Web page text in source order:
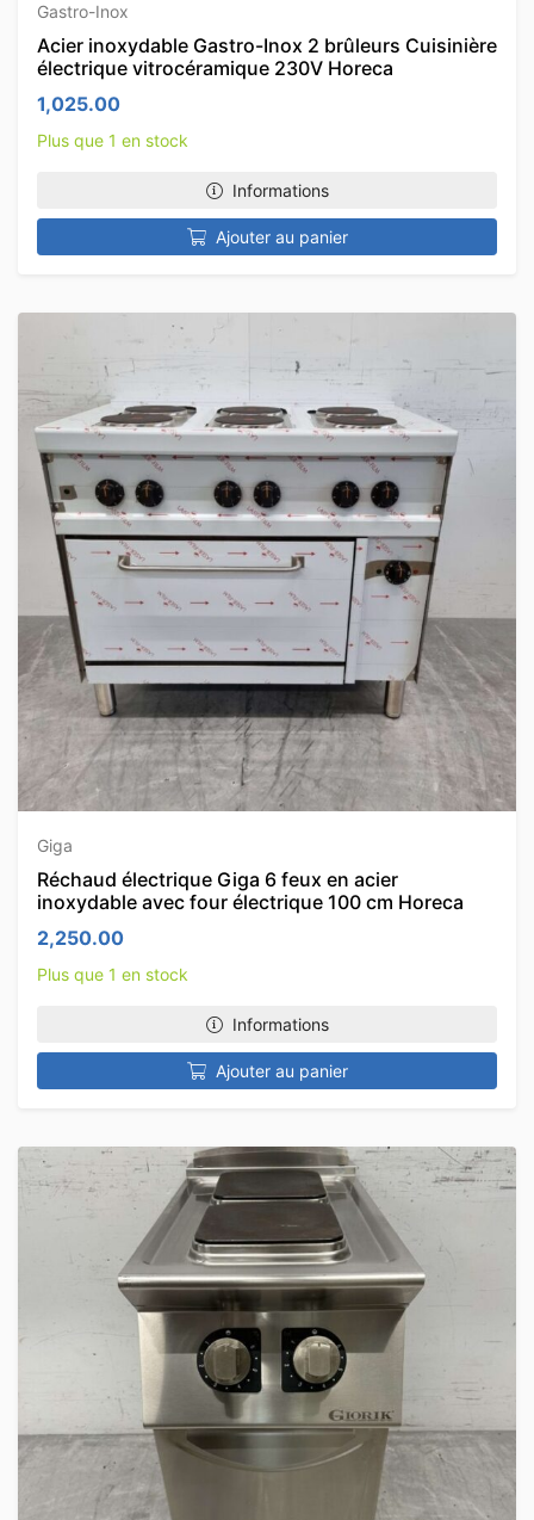
Gastro-Inox
Acier inoxydable Gastro-Inox 2 brûleurs Cuisinière
électrique vitrocéramique 230V Horeca
1,025.00
Plus que 1 en stock
Informations
Ajouter au panier
Giga
Réchaud électrique Giga 6 feux en acier
inoxydable avec four électrique 100 cm Horeca
2,250.00
Plus que 1 en stock
Informations
Ajouter au panier